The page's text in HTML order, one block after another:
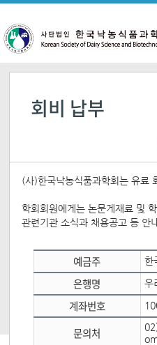
회비 납부
(사)한국낙농식품과학회는 유료
학회회원에게는 논문게재료 및
관련기관 소식과 채용공고 등 안
예금주 한
은행명 우
계좌번호
문의처